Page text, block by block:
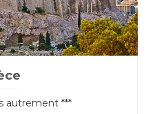
autrement ***